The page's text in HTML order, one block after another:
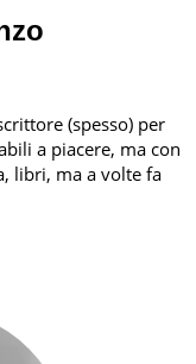
(spesso) per
a piacere, ma con
libri, ma a volte fa